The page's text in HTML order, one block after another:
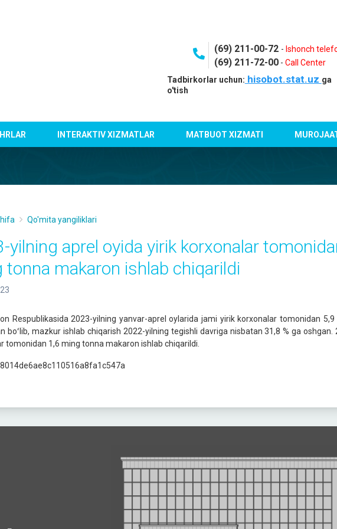
(69) 211-00-72 - Ishonch
(69) 211-72-00- Call Center
Tadbirkorlar uchun: hisobot.stat.uz ga
o'tish
INTERAKTIV XIZMATLAR MATBUOT XIZMATI
Qo'mita yangiliklari
yilning aprel oyida yirik korxonalar
tonna makaron ishlab chiqarildi
Respublikasida 2023-yilning yanvar-aprel oylarida jami yirik korxonalar tomonidan
boʻlib, mazkur ishlab chiqarish 2022-yilning tegishli davriga nisbatan 31,8 % ga
tomonidan 1,6 ming tonna makaron ishlab chiqarildi.